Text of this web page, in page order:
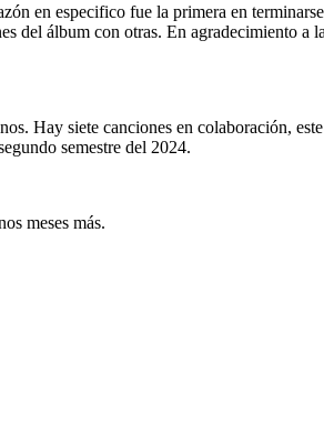
en especifico fue la primera en
del álbum con otras. En agradecimiento a
Hay siete canciones en colaboración,
semestre del 2024.
meses más.